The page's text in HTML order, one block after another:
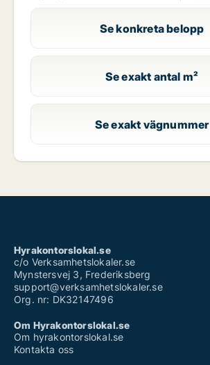
Se konkreta belopp
Se exakt antal m²
Se exakt vägnummer
Hyrakontorslokal.se
c/o Verksamhetslokaler.se
Mynstersvej 3, Frederiksberg
support@verksamhetslokaler.se
Org. nr: DK32147496
Om Hyrakontorslokal.se
Om hyrakontorslokal.se
Kontakta oss